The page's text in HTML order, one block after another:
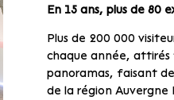
En 15 ans, plus de 80
Plus de 200 000
chaque année, attirés
panoramas, faisant de
de la région Auvergne